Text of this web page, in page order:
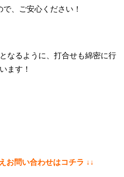
、ご安心ください！
なるように、打合せも綿密に行
います！
お問い合わせはコチラ ↓↓